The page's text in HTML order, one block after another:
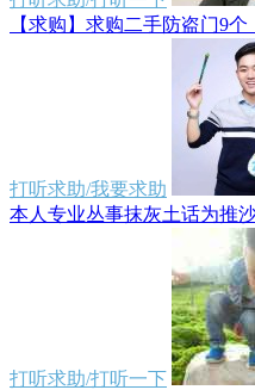
【求购】求购二手防盗门9
打听求助/我要求助
本人专业丛事抹灰土话为推
打听求助/打听一下